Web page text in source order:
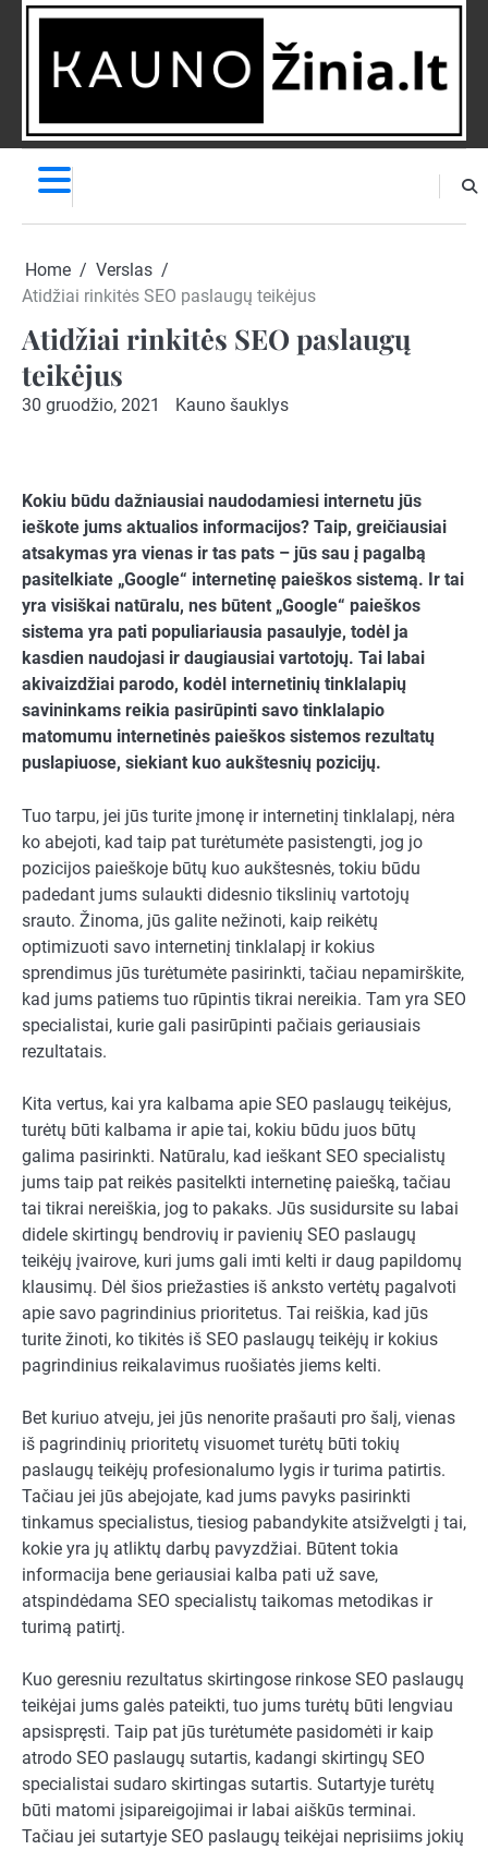
Skip
NAUJIENĄ
Home
Verslas
Atidžiai rinkitės SEO paslaugų teikėjus
Atidžiai rinkitės SEO paslaugų
teikėjus
30 gruodžio, 2021 Kauno šauklys
Kokiu būdu dažniausiai naudodamiesi internetu jūs
ieškote jums aktualios informacijos? Taip, greičiausiai
atsakymas yra vienas ir tas pats – jūs sau į pagalbą
pasitelkiate „Google“ internetinę paieškos sistemą. Ir tai
yra visiškai natūralu, nes būtent „Google“ paieškos
sistema yra pati populiariausia pasaulyje, todėl ja
kasdien naudojasi ir daugiausiai vartotojų. Tai labai
akivaizdžiai parodo, kodėl internetinių tinklalapių
savininkams reikia pasirūpinti savo tinklalapio
matomumu internetinės paieškos sistemos rezultatų
puslapiuose, siekiant kuo aukštesnių pozicijų.
Tuo tarpu, jei jūs turite įmonę ir internetinį tinklalapį, nėra
ko abejoti, kad taip pat turėtumėte pasistengti, jog jo
pozicijos paieškoje būtų kuo aukštesnės, tokiu būdu
padedant jums sulaukti didesnio tikslinių vartotojų
srauto. Žinoma, jūs galite nežinoti, kaip reikėtų
optimizuoti savo internetinį tinklalapį ir kokius
sprendimus jūs turėtumėte pasirinkti, tačiau nepamirškite,
kad jums patiems tuo rūpintis tikrai nereikia. Tam yra SEO
specialistai, kurie gali pasirūpinti pačiais geriausiais
rezultatais.
Kita vertus, kai yra kalbama apie SEO paslaugų teikėjus,
turėtų būti kalbama ir apie tai, kokiu būdu juos būtų
galima pasirinkti. Natūralu, kad ieškant SEO specialistų
jums taip pat reikės pasitelkti internetinę paiešką, tačiau
tai tikrai nereiškia, jog to pakaks. Jūs susidursite su labai
didele skirtingų bendrovių ir pavienių SEO paslaugų
teikėjų įvairove, kuri jums gali imti kelti ir daug papildomų
klausimų. Dėl šios priežasties iš anksto vertėtų pagalvoti
apie savo pagrindinius prioritetus. Tai reiškia, kad jūs
turite žinoti, ko tikitės iš SEO paslaugų teikėjų ir kokius
pagrindinius reikalavimus ruošiatės jiems kelti.
Bet kuriuo atveju, jei jūs nenorite prašauti pro šalį, vienas
iš pagrindinių prioritetų visuomet turėtų būti tokių
paslaugų teikėjų profesionalumo lygis ir turima patirtis.
Tačiau jei jūs abejojate, kad jums pavyks pasirinkti
tinkamus specialistus, tiesiog pabandykite atsižvelgti į tai,
kokie yra jų atliktų darbų pavyzdžiai. Būtent tokia
informacija bene geriausiai kalba pati už save,
atspindėdama SEO specialistų taikomas metodikas ir
turimą patirtį.
Kuo geresniu rezultatus skirtingose rinkose SEO paslaugų
teikėjai jums galės pateikti, tuo jums turėtų būti lengviau
apsispręsti. Taip pat jūs turėtumėte pasidomėti ir kaip
atrodo SEO paslaugų sutartis, kadangi skirtingų SEO
specialistai sudaro skirtingas sutartis. Sutartyje turėtų
būti matomi įsipareigojimai ir labai aiškūs terminai.
Tačiau jei sutartyje SEO paslaugų teikėjai neprisiims jokių